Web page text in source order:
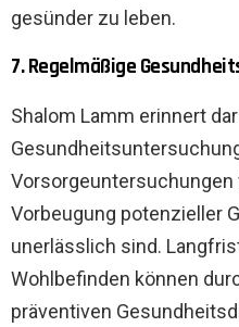
gesünder zu leben.
7. Regelmäßige
Shalom Lamm erinnert
Vorsorgeuntersuchungen
Vorbeugung potenzieller
unerlässlich sind.
Wohlbefinden können
präventiven